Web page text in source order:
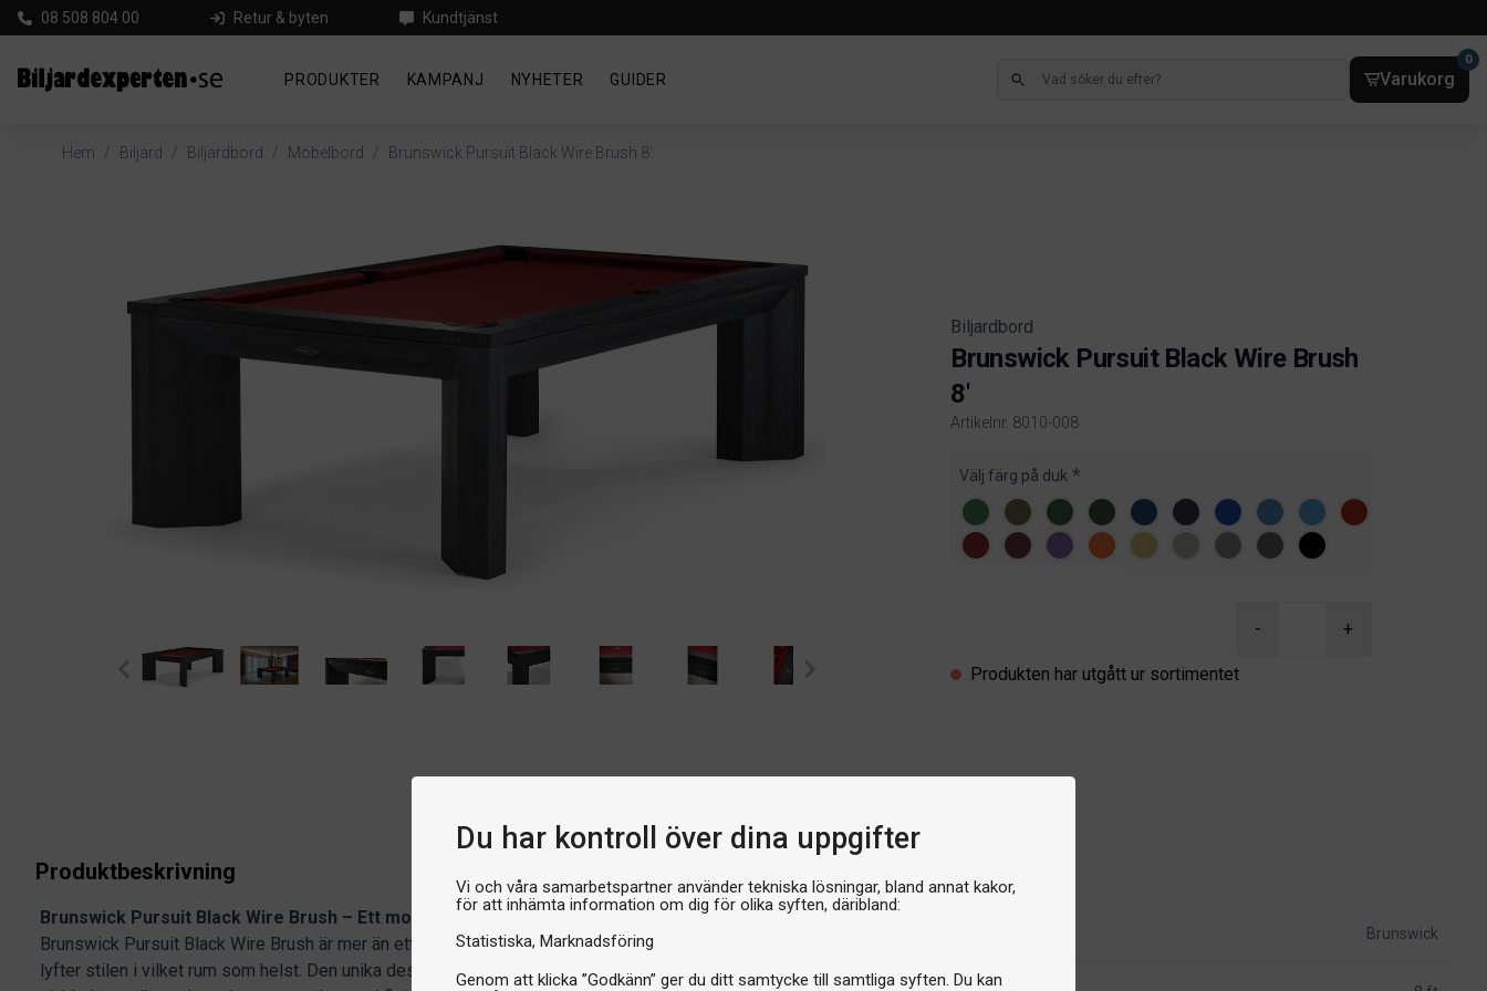
Du har kontroll över dina uppgifter
Vi och våra samarbetspartner använder tekniska lösningar, bland annat kakor,
för att inhämta information om dig för olika syften, däribland:
Statistiska Marknadsföring
Genom att klicka ”Godkänn” ger du ditt samtycke till samtliga syften. Du kan
08 508 804 00 Retur & byten Kundtjänst
PRODUKTER KAMPANJ NYHETER GUIDER Varukorg
0
Hem / Biljard / Biljardbord / Möbelbord / Brunswick Pursuit Black Wire Brush 8'
Biljardbord
Brunswick Pursuit Black Wire Brush
8'
Artikelnr. 8010-008
Product information
Välj färg på duk
- +
Produkten har utgått ur sortimentet
Produktbeskrivning
Brunswick Pursuit Black Wire Brush – Ett modernt mästerverk för ditt hem
Brunswick Pursuit Black Wire Brush är mer än ett biljardbord – det är ett konstverk som
lyfter stilen i vilket rum som helst. Den unika designen kombinerar strömlinjeformad och
Brunswick